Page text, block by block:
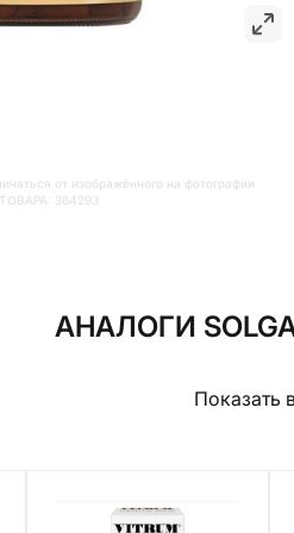
от изображённого на фотографии
364293
АНАЛОГИ
Показать